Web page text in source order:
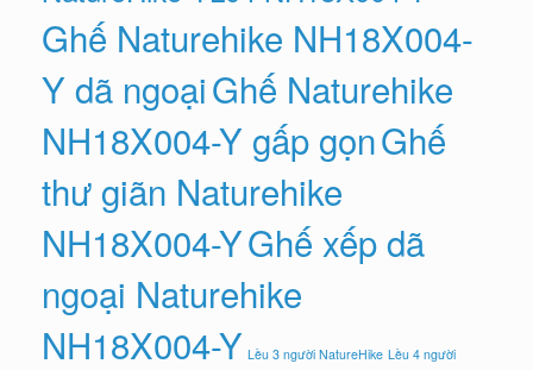
Ghế Naturehike NH18X004-
Y dã ngoạiGhế Naturehike
NH18X004-Y gấp gọnGhế
thư giãn Naturehike
NH18X004-YGhế xếp dã
ngoại Naturehike
NH18X004-Y Lều 3 người NatureHike Lều 4 người